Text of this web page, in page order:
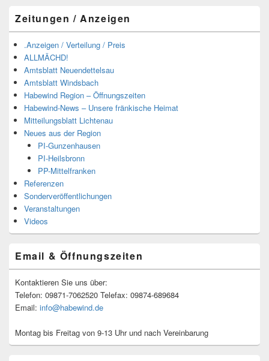
Zeitungen / Anzeigen
.Anzeigen / Verteilung / Preis
ALLMÄCHD!
Amtsblatt Neuendettelsau
Amtsblatt Windsbach
Habewind Region – Öffnungszeiten
Habewind-News – Unsere fränkische Heimat
Mitteilungsblatt Lichtenau
Neues aus der Region
PI-Gunzenhausen
PI-Heilsbronn
PP-Mittelfranken
Referenzen
Sonderveröffentlichungen
Veranstaltungen
Videos
Email & Öffnungszeiten
Kontaktieren Sie uns über:
Telefon: 09871-7062520 Telefax: 09874-689684
Email: info@habewind.de
Montag bis Freitag von 9-13 Uhr und nach Vereinbarung